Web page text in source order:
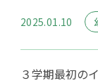
未就
入園
2025.01.10
３学期最初の